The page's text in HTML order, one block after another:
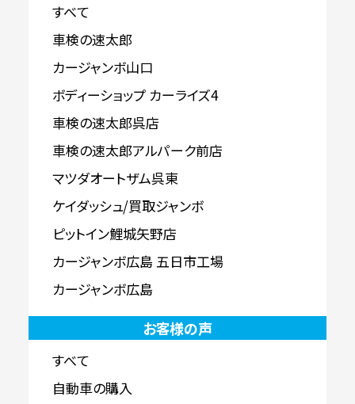
すべて
車検の速太郎
カージャンボ山口
ボディーショップ カーライズ4
車検の速太郎呉店
車検の速太郎アルパーク前店
マツダオートザム呉東
ケイダッシュ/買取ジャンボ
ピットイン鯉城矢野店
カージャンボ広島 五日市工場
カージャンボ広島
お客様の声
すべて
自動車の購入